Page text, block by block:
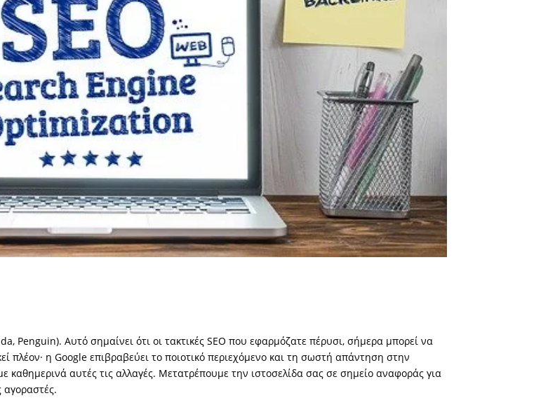
Penguin). Αυτό σημαίνει ότι οι τακτικές SEO που εφαρμόζατε πέρυσι, σήμερα μπορεί να
πλέον· η Google επιβραβεύει το ποιοτικό περιεχόμενο και τη σωστή απάντηση στην
αυτές τις αλλαγές. Μετατρέπουμε την ιστοσελίδα σας σε σημείο αναφοράς για
αγοραστές.